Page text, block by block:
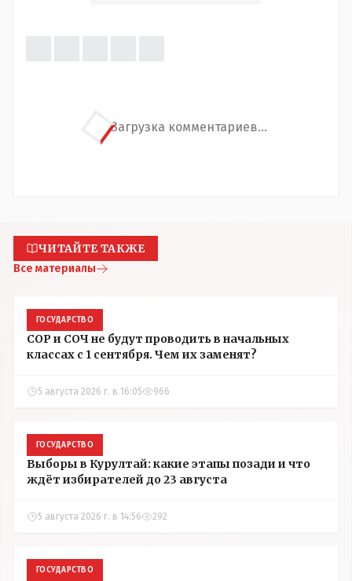
Загрузка комментариев...
ЧИТАЙТЕ ТАКЖЕ
Все материалы
ГОСУДАРСТВО
СОР и СОЧ не будут проводить в начальных
классах с 1 сентября. Чем их заменят?
5 августа 2026 г. в 16:05 966
ГОСУДАРСТВО
Выборы в Курултай: какие этапы позади и что
ждёт избирателей до 23 августа
5 августа 2026 г. в 14:56 292
ГОСУДАРСТВО